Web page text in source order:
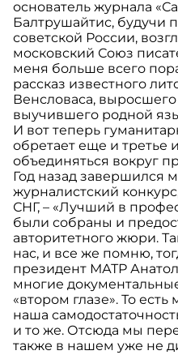
основатель журнала
Балтрушайтис, будучи
советской России,
московский Союз
меня больше всего
рассказ известного
Венсловаса,
выучившего родной
И вот теперь
обретает еще и третье
объединяться вокруг
Год назад завершился
журналистский
СНГ, – «Лучший в
были собраны и
авторитетного жюри.
нас, и все же помню,
президент МАТР
многие
«втором глазе». То
наша
и то же. Отсюда мы
также в нашем уже не